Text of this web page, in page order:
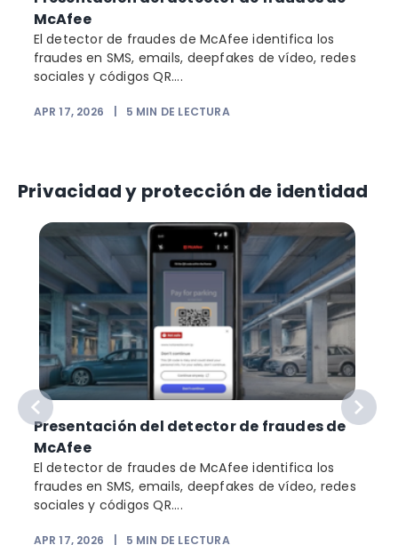
McAfee
El detector de fraudes de McAfee identifica los
fraudes en SMS, emails, deepfakes de vídeo, redes
sociales y códigos QR....
APR 17, 2026 5 MIN DE LECTURA
Privacidad y protección de identidad
Presentación del detector de fraudes de
McAfee
El detector de fraudes de McAfee identifica los
fraudes en SMS, emails, deepfakes de vídeo, redes
sociales y códigos QR....
APR 17, 2026 5 MIN DE LECTURA